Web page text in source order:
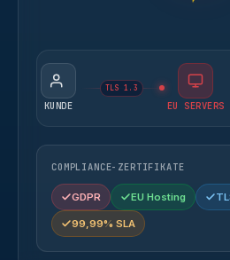
KUNDE
TLS 1.3
EU SERVERS
COMPLIANCE-ZERTIFIKATE
GDPR EU Hosting
99,99% SLA